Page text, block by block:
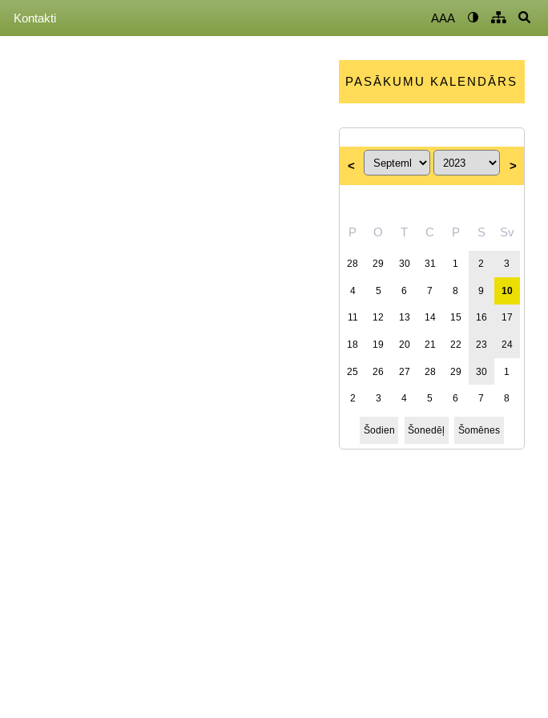
Kontakti AAA
PASĀKUMU KALENDĀRS
< >
P O T C P S Sv
28 29 30 31 1 2 3
4 5 6 7 8 9 10
11 12 13 14 15 16 17
18 19 20 21 22 23 24
25 26 27 28 29 30 1
2 3 4 5 6 7 8
Šodien Šonedēļ Šomēnes